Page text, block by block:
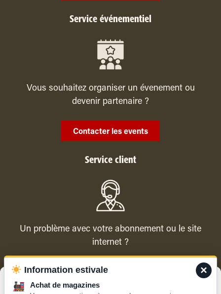
Service événementiel
Vous souhaitez organiser un évenement ou
devenir partenaire ?
Contacter les events
Service client
Un problème avec votre abonnement ou le site
internet ?
Contacter le service client ×
Information estivale
Achat de magazines